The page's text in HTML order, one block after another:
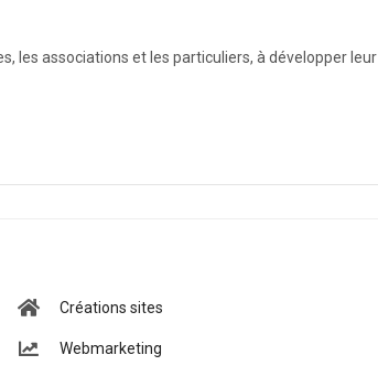
les associations et les particuliers, à développer leur
Créations sites
Webmarketing